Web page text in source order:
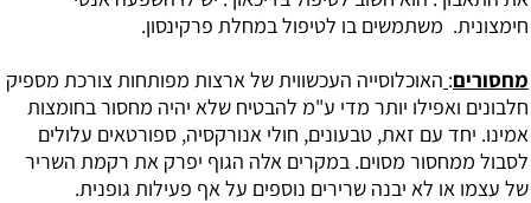
חימצונית. משתמשים בו לטיפול במחלת פרקינסון.
מחסורים: האוכלוסייה העכשווית של ארצות מפותחות צורכת מספיק
חלבונים ואפילו יותר מדי ע"מ להבטיח שלא יהיה מחסור בחומצות
אמינו. יחד עם זאת, טבעונים, חולי אנורקסיה, ספורטאים עלולים
לסבול ממחסור מסוים. במקרים אלה הגוף יפרק את רקמת השריר
של עצמו או לא יבנה שרירים נוספים על אף פעילות גופנית.